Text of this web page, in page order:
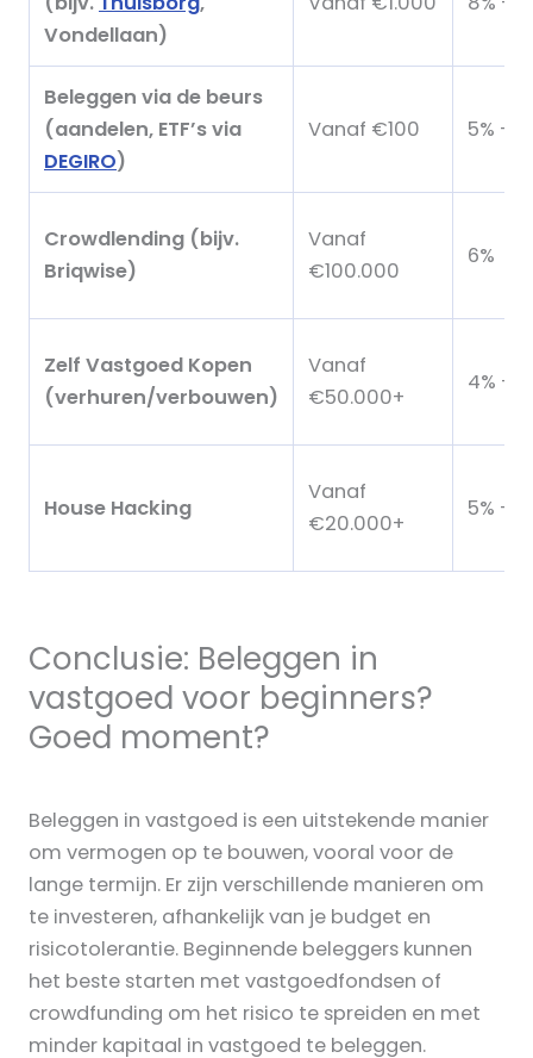
Vondellaan)
Beleggen via de beurs
(aandelen, ETF’s via
DEGIRO)
Vanaf €100 5% –
Crowdlending (bijv.
Briqwise)
Vanaf
€100.000
6%
Zelf Vastgoed Kopen
(verhuren/verbouwen)
Vanaf
€50.000+
4% –
House Hacking
Vanaf
€20.000+
5% –
Conclusie: Beleggen in
vastgoed voor beginners?
Goed moment?
Beleggen in vastgoed is een uitstekende manier
om vermogen op te bouwen, vooral voor de
lange termijn. Er zijn verschillende manieren om
te investeren, afhankelijk van je budget en
risicotolerantie. Beginnende beleggers kunnen
het beste starten met vastgoedfondsen of
crowdfunding om het risico te spreiden en met
minder kapitaal in vastgoed te beleggen.